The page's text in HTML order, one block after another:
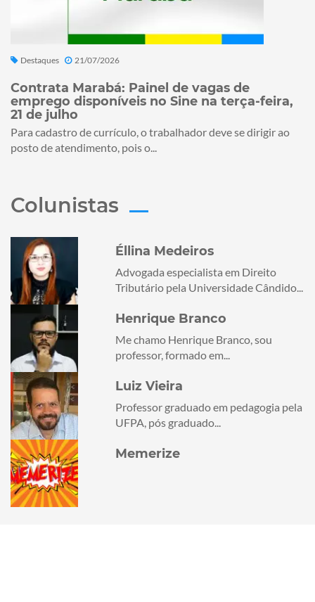
Destaques 21/07/2026
Contrata Marabá: Painel de vagas de
emprego disponíveis no Sine na terça-feira,
21 de julho
Para cadastro de currículo, o trabalhador deve se dirigir ao
posto de atendimento, pois o...
Colunistas
Éllina Medeiros
Advogada especialista em Direito
Tributário pela Universidade Cândido...
Henrique Branco
Me chamo Henrique Branco, sou
professor, formado em...
Luiz Vieira
Professor graduado em pedagogia pela
UFPA, pós graduado...
Memerize